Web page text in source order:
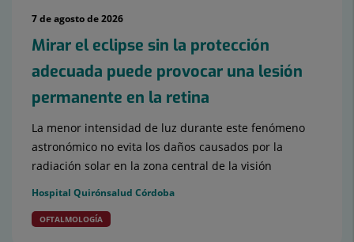
7 de agosto de 2026
Mirar el eclipse sin la protección
adecuada puede provocar una lesión
permanente en la retina
La menor intensidad de luz durante este fenómeno
astronómico no evita los daños causados por la
radiación solar en la zona central de la visión
Hospital Quirónsalud Córdoba
OFTALMOLOGÍA